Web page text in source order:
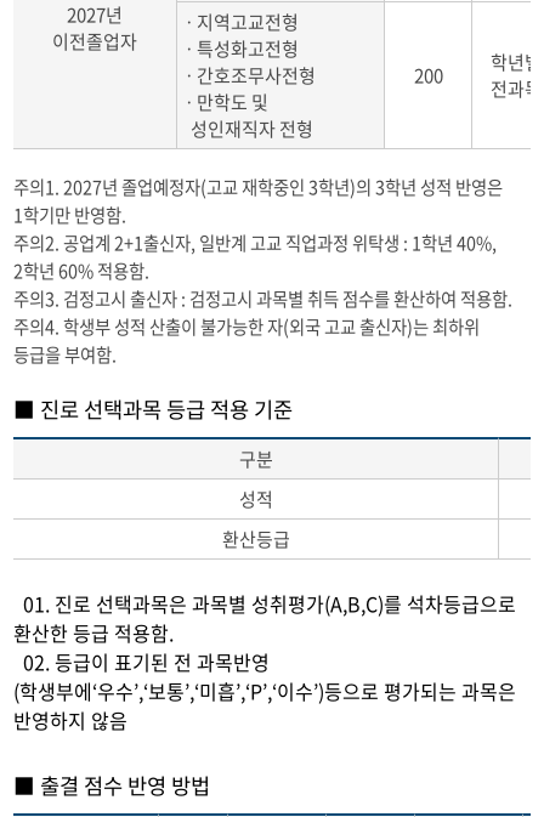
2027년
이전졸업자
ㆍ지역고교전형
ㆍ특성화고전형
ㆍ간호조무사전형
ㆍ만학도 및
성인재직자 전형
200
학년별
전과목
주의1. 2027년 졸업예정자(고교 재학중인 3학년)의 3학년 성적 반영은
1학기만 반영함.
주의2. 공업계 2+1출신자, 일반계 고교 직업과정 위탁생 : 1학년 40%,
2학년 60% 적용함.
주의3. 검정고시 출신자 : 검정고시 과목별 취득 점수를 환산하여 적용함.
주의4. 학생부 성적 산출이 불가능한 자(외국 고교 출신자)는 최하위
등급을 부여함.
■ 진로 선택과목 등급 적용 기준
구분
성적
환산등급
01. 진로 선택과목은 과목별 성취평가(A,B,C)를 석차등급으로
환산한 등급 적용함.
02. 등급이 표기된 전 과목반영
(학생부에‘우수’,‘보통’,‘미흡’,‘P’,‘이수’)등으로 평가되는 과목은
반영하지 않음
■ 출결 점수 반영 방법